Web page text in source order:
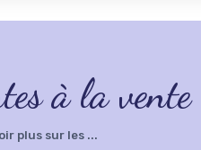
à la vente
plus sur les ...